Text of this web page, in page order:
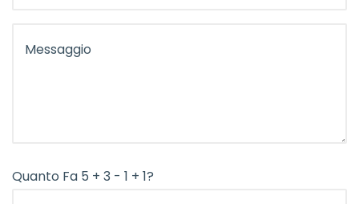
Quanto Fa 5 + 3 - 1 + 1?